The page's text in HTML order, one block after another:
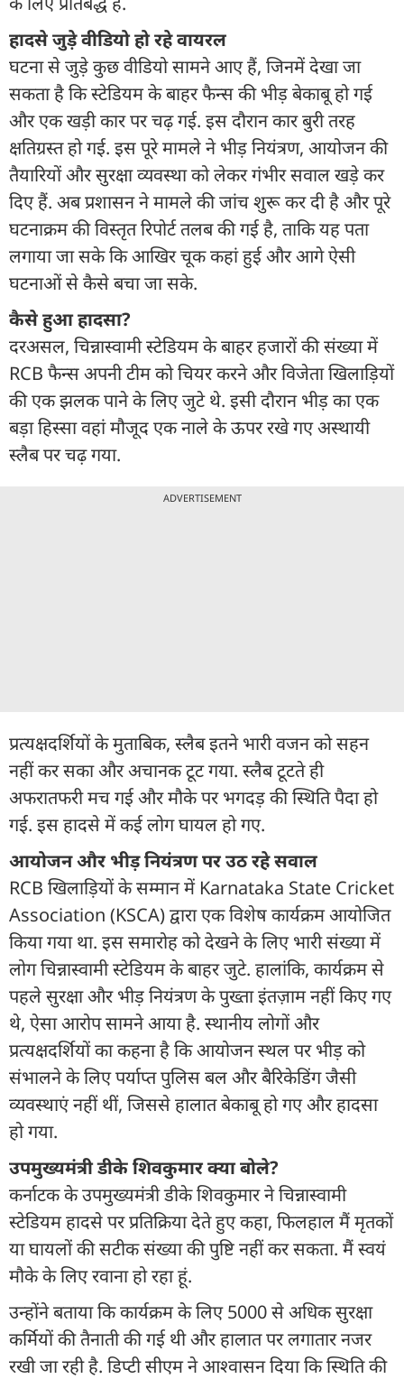
हादसे जुड़े वीडियो हो रहे वायरल
घटना से जुड़े कुछ वीडियो सामने आए हैं, जिनमें देखा जा
सकता है कि स्टेडियम के बाहर फैन्स की भीड़ बेकाबू हो गई
और एक खड़ी कार पर चढ़ गई. इस दौरान कार बुरी तरह
क्षतिग्रस्त हो गई. इस पूरे मामले ने भीड़ नियंत्रण, आयोजन की
तैयारियों और सुरक्षा व्यवस्था को लेकर गंभीर सवाल खड़े कर
दिए हैं. अब प्रशासन ने मामले की जांच शुरू कर दी है और पूरे
घटनाक्रम की विस्तृत रिपोर्ट तलब की गई है, ताकि यह पता
लगाया जा सके कि आखिर चूक कहां हुई और आगे ऐसी
घटनाओं से कैसे बचा जा सके.
कैसे हुआ हादसा?
दरअसल, चिन्नास्वामी स्टेडियम के बाहर हजारों की संख्या में
RCB फैन्स अपनी टीम को चियर करने और विजेता खिलाड़ियों
की एक झलक पाने के लिए जुटे थे. इसी दौरान भीड़ का एक
बड़ा हिस्सा वहां मौजूद एक नाले के ऊपर रखे गए अस्थायी
स्लैब पर चढ़ गया.
ADVERTISEMENT
प्रत्यक्षदर्शियों के मुताबिक, स्लैब इतने भारी वजन को सहन
नहीं कर सका और अचानक टूट गया. स्लैब टूटते ही
अफरातफरी मच गई और मौके पर भगदड़ की स्थिति पैदा हो
गई. इस हादसे में कई लोग घायल हो गए.
आयोजन और भीड़ नियंत्रण पर उठ रहे सवाल
RCB खिलाड़ियों के सम्मान में Karnataka State Cricket
Association (KSCA) द्वारा एक विशेष कार्यक्रम आयोजित
किया गया था. इस समारोह को देखने के लिए भारी संख्या में
लोग चिन्नास्वामी स्टेडियम के बाहर जुटे. हालांकि, कार्यक्रम से
पहले सुरक्षा और भीड़ नियंत्रण के पुख्ता इंतज़ाम नहीं किए गए
थे, ऐसा आरोप सामने आया है. स्थानीय लोगों और
प्रत्यक्षदर्शियों का कहना है कि आयोजन स्थल पर भीड़ को
संभालने के लिए पर्याप्त पुलिस बल और बैरिकेडिंग जैसी
व्यवस्थाएं नहीं थीं, जिससे हालात बेकाबू हो गए और हादसा
हो गया.
उपमुख्यमंत्री डीके शिवकुमार क्या बोले?
कर्नाटक के उपमुख्यमंत्री डीके शिवकुमार ने चिन्नास्वामी
स्टेडियम हादसे पर प्रतिक्रिया देते हुए कहा, फिलहाल मैं मृतकों
या घायलों की सटीक संख्या की पुष्टि नहीं कर सकता. मैं स्वयं
मौके के लिए रवाना हो रहा हूं.
उन्होंने बताया कि कार्यक्रम के लिए 5000 से अधिक सुरक्षा
कर्मियों की तैनाती की गई थी और हालात पर लगातार नजर
रखी जा रही है. डिप्टी सीएम ने आश्वासन दिया कि स्थिति की